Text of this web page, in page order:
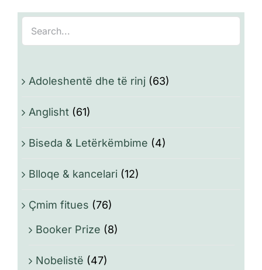
Adoleshentë dhe të rinj (63)
Anglisht (61)
Biseda & Letërkëmbime (4)
Blloqe & kancelari (12)
Çmim fitues (76)
Booker Prize (8)
Nobelistë (47)